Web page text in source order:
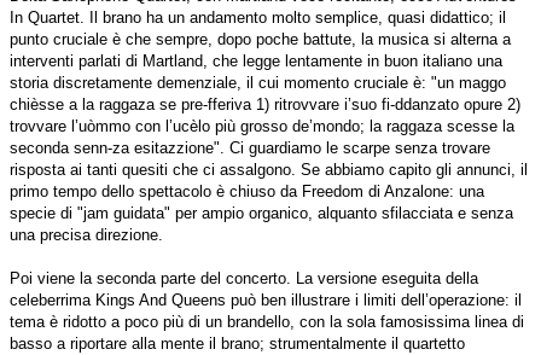
In Quartet. Il brano ha un andamento molto semplice, quasi didattico; il
punto cruciale è che sempre, dopo poche battute, la musica si alterna a
interventi parlati di Martland, che legge lentamente in buon italiano una
storia discretamente demenziale, il cui momento cruciale è: "un maggo
chièsse a la raggaza se pre-fferiva 1) ritrovvare i’suo fi-ddanzato opure 2)
trovvare l’uòmmo con l’ucèlo più grosso de’mondo; la raggaza scesse la
seconda senn-za esitazzione". Ci guardiamo le scarpe senza trovare
risposta ai tanti quesiti che ci assalgono. Se abbiamo capito gli annunci, il
primo tempo dello spettacolo è chiuso da Freedom di Anzalone: una
specie di "jam guidata" per ampio organico, alquanto sfilacciata e senza
una precisa direzione.
Poi viene la seconda parte del concerto. La versione eseguita della
celeberrima Kings And Queens può ben illustrare i limiti dell’operazione: il
tema è ridotto a poco più di un brandello, con la sola famosissima linea di
basso a riportare alla mente il brano; strumentalmente il quartetto